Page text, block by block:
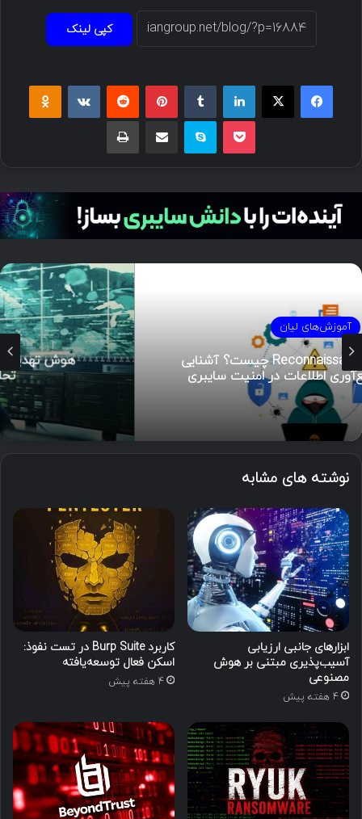
کپی لینک
فیسبوک ایکس لینکداین پینتریست
پاکت اسکایپ چاپ
هوش تهدیدات سایبری (CTI)؛ راهنمای جامع از
تحلیل تا مدیریت رخداد
نوشته های مشابه
ابزارهای جانبی ارزیابی
آسیب‌پذیری مبتنی بر هوش
مصنوعی
4 هفته پیش
کاربرد Burp Suite در تست نفوذ:
اسکن فعال توسعه‌یافته
4 هفته پیش